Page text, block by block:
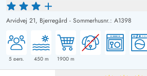
Arvidvej 21, Bjerregård - Sommerhusnr.: A1398
5 pers. 450m 1900 m